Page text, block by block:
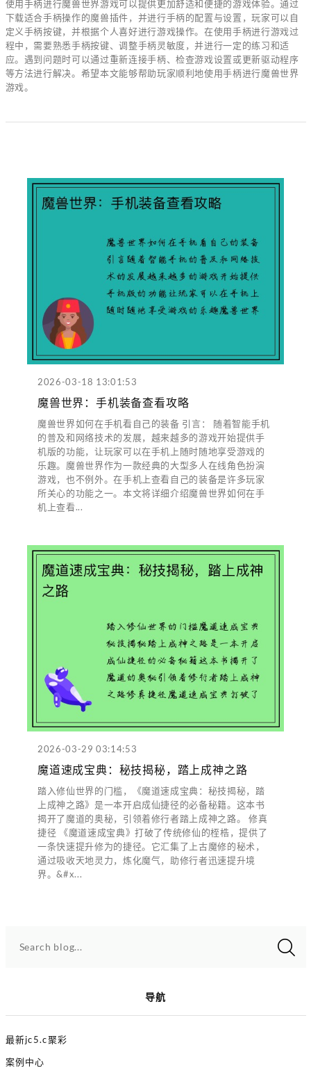
使用手柄进行魔兽世界游戏可以提供更加舒适和便捷的游戏体验。通过
下载适合手柄操作的魔兽插件，并进行手柄的配置与设置，玩家可以自
定义手柄按键，并根据个人喜好进行游戏操作。在使用手柄进行游戏过
程中，需要熟悉手柄按键、调整手柄灵敏度，并进行一定的练习和适
应。遇到问题时可以通过重新连接手柄、检查游戏设置或更新驱动程序
等方法进行解决。希望本文能够帮助玩家顺利地使用手柄进行魔兽世界
游戏。
2026-03-18 13:01:53
魔兽世界：手机装备查看攻略
魔兽世界如何在手机看自己的装备 引言： 随着智能手机
的普及和网络技术的发展，越来越多的游戏开始提供手
机版的功能，让玩家可以在手机上随时随地享受游戏的
乐趣。魔兽世界作为一款经典的大型多人在线角色扮演
游戏，也不例外。在手机上查看自己的装备是许多玩家
所关心的功能之一。本文将详细介绍魔兽世界如何在手
机上查看...
2026-03-29 03:14:53
魔道速成宝典：秘技揭秘，踏上成神之路
踏入修仙世界的门槛，《魔道速成宝典：秘技揭秘，踏
上成神之路》是一本开启成仙捷径的必备秘籍。这本书
揭开了魔道的奥秘，引领着修行者踏上成神之路。 修真
捷径 《魔道速成宝典》打破了传统修仙的桎梏，提供了
一条快速提升修为的捷径。它汇集了上古魔修的秘术，
通过吸收天地灵力，炼化魔气，助修行者迅速提升境
界。&#x...
Search blog...
导航
最新jc5.c聚彩
案例中心